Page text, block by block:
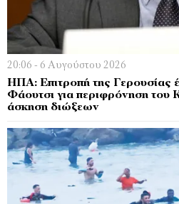
20:06 - 6 Αυγούστου 2026
ΗΠΑ: Επιτροπή της Γερουσίας
Φάουτσι για περιφρόνηση του
άσκηση διώξεων